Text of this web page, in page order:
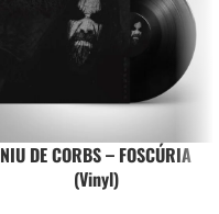
NIU DE CORBS – FOSCÚRIA
(Vinyl)